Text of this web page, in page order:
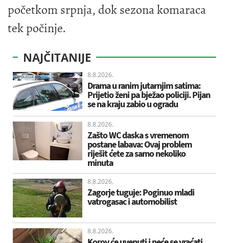
početkom srpnja, dok sezona komaraca
tek počinje.
NAJČITANIJE
8.8.2026.
Drama u ranim jutarnjim satima:
Prijetio ženi pa bježao policiji. Pijan
se na kraju zabio u ogradu
8.8.2026.
Zašto WC daska s vremenom
postane labava: Ovaj problem
riješit ćete za samo nekoliko
minuta
8.8.2026.
Zagorje tuguje: Poginuo mladi
vatrogasac i automobilist
8.8.2026.